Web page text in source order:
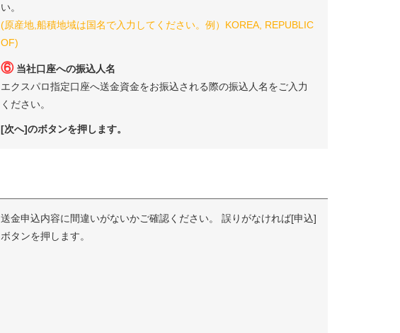
い。
(原産地,船積地域は国名で入力してください。例）KOREA, REPUBLIC
OF)
⑥当社口座への振込人名
エクスパロ指定口座へ送金資金をお振込される際の振込人名をご入力
ください。
[次へ]のボタンを押します。
送金申込内容に間違いがないかご確認ください。 誤りがなければ[申込]
ボタンを押します。